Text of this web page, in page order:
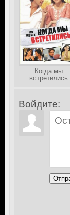
Когда мы
встретились
Войдите: